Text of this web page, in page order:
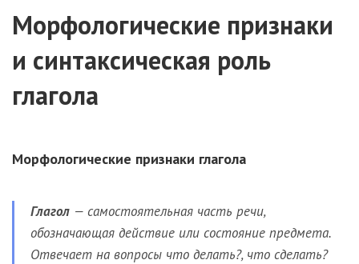
Морфологические признаки
и синтаксическая роль
глагола
Морфологические признаки глагола
Глагол — самостоятельная часть речи,
обозначающая действие или состояние предмета.
Отвечает на вопросы что делать?, что сделать?